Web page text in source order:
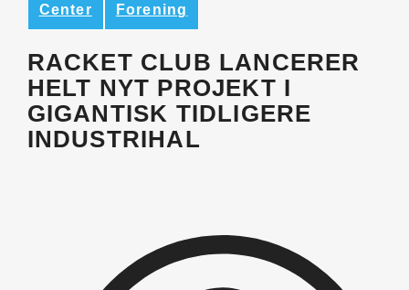
Center Forening
RACKET CLUB LANCERER
HELT NYT PROJEKT I
GIGANTISK TIDLIGERE
INDUSTRIHAL